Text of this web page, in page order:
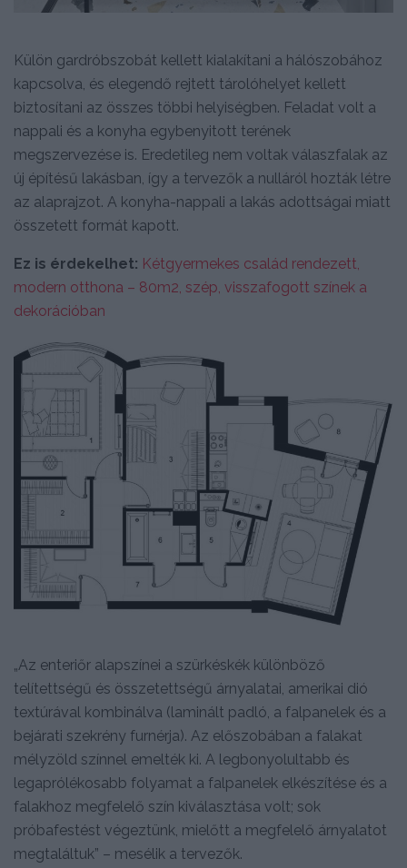
Külön gardróbszobát kellett kialakítani a hálószobához
kapcsolva, és elegendő rejtett tárolóhelyet kellett
biztosítani az összes többi helyiségben. Feladat volt a
nappali és a konyha egybenyitott terének
megszervezése is. Eredetileg nem voltak válaszfalak az
új építésű lakásban, így a tervezők a nulláról hozták létre
az alaprajzot. A konyha-nappali a lakás adottságai miatt
összetett formát kapott.
Ez is érdekelhet: Kétgyermekes család rendezett,
modern otthona – 80m2, szép, visszafogott színek a
dekorációban
„Az enteriőr alapszínei a szürkéskék különböző
telítettségű és összetettségű árnyalatai, amerikai dió
textúrával kombinálva (laminált padló, a falpanelek és a
bejárati szekrény furnérja). Az előszobában a falakat
mélyzöld színnel emelték ki. A legbonyolultabb és
legaprólékosabb folyamat a falpanelek elkészítése és a
falakhoz megfelelő szín kiválasztása volt; sok
próbafestést végeztünk, mielőtt a megfelelő árnyalatot
megtaláltuk” – mesélik a tervezők.